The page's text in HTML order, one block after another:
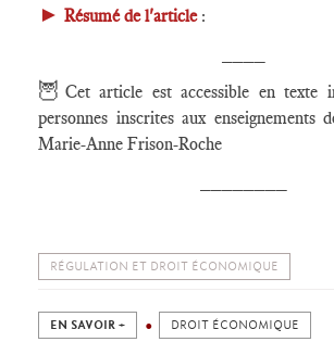
► Résumé de l'article:
🦉 Cet article est accessible en texte
personnes inscrites aux enseignements
Marie-Anne Frison-Roche
RÉGULATION ET DROIT ÉCONOMIQUE
EN SAVOIR + DROIT ÉCONOMIQUE